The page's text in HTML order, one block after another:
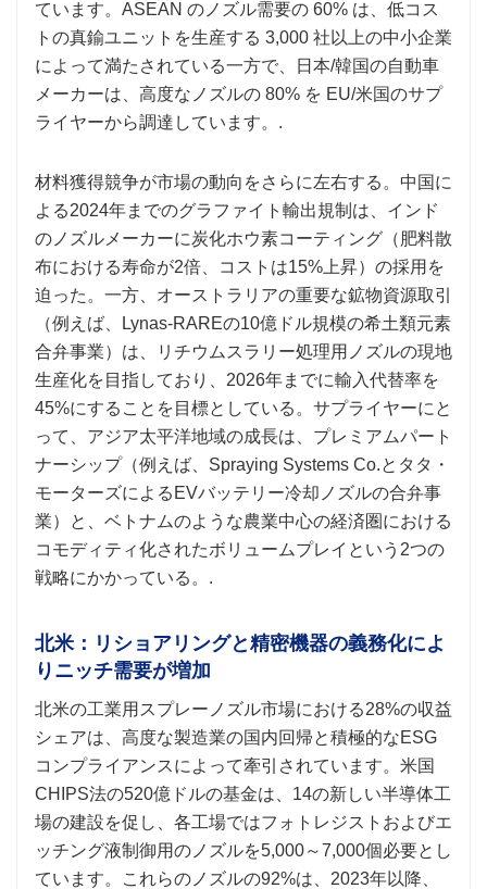
ています。ASEAN のノズル需要の 60% は、低コス
トの真鍮ユニットを生産する 3,000 社以上の中小企業
によって満たされている一方で、日本/韓国の自動車
メーカーは、高度なノズルの 80% を EU/米国のサプ
ライヤーから調達しています。.
材料獲得競争が市場の動向をさらに左右する。中国に
よる2024年までのグラファイト輸出規制は、インド
のノズルメーカーに炭化ホウ素コーティング（肥料散
布における寿命が2倍、コストは15%上昇）の採用を
迫った。一方、オーストラリアの重要な鉱物資源取引
（例えば、Lynas-RAREの10億ドル規模の希土類元素
合弁事業）は、リチウムスラリー処理用ノズルの現地
生産化を目指しており、2026年までに輸入代替率を
45%にすることを目標としている。サプライヤーにと
って、アジア太平洋地域の成長は、プレミアムパート
ナーシップ（例えば、Spraying Systems Co.とタタ・
モーターズによるEVバッテリー冷却ノズルの合弁事
業）と、ベトナムのような農業中心の経済圏における
コモディティ化されたボリュームプレイという2つの
戦略にかかっている。.
北米：リショアリングと精密機器の義務化によ
りニッチ需要が増加
北米の工業用スプレーノズル市場における28%の収益
シェアは、高度な製造業の国内回帰と積極的なESG
コンプライアンスによって牽引されています。米国
CHIPS法の520億ドルの基金は、14の新しい半導体工
場の建設を促し、各工場ではフォトレジストおよびエ
ッチング液制御用のノズルを5,000～7,000個必要とし
ています。これらのノズルの92%は、2023年以降、